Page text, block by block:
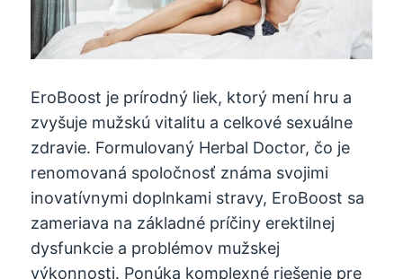
EroBoost je prírodný liek, ktorý mení hru a
zvyšuje mužskú vitalitu a celkové sexuálne
zdravie. Formulovaný Herbal Doctor, čo je
renomovaná spoločnosť známa svojimi
inovatívnymi doplnkami stravy, EroBoost sa
zameriava na základné príčiny erektilnej
dysfunkcie a problémov mužskej
výkonnosti. Ponúka komplexné riešenie pre